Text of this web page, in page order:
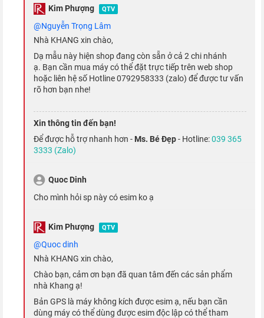
Đây là một tính năng mới được Apple trang bị cho S4, nếu bạn
té và đồng hồ sẽ bắt đầu đếm ngược 15 giây. Nếu bạn không
có phản hồi đồng hồ sẽ tự động gọi cấp cứu và gửi tin nhắn
địa điểm của bạn cho nguời thân.
Người trợ lý sức khỏe cho riêng bạn
Kim Phượng QTV
@Nguyễn Trọng Lâm
Nhà KHANG xin chào,
Dạ mẫu này hiện shop đang còn sẵn ở cả 2 chi nhánh
ạ. Bạn cần mua máy có thể đặt trực tiếp trên web shop
hoặc liên hệ số Hotline 0792958333 (zalo) để được tư vấn
rõ hơn bạn nhe!
Xin thông tin đến bạn!
Để được hỗ trợ nhanh hơn - Ms. Bé Đẹp- Hotline:039 365
3333 (Zalo)
Quoc Dinh
cho mình hỏi sp này có esim ko ạ
Kim Phượng QTV
@quoc dinh
Nhà KHANG xin chào,
Chào bạn, cảm ơn bạn đã quan tâm đến các sản phẩm
nhà Khang ạ!
Bản GPS là máy không kích được esim ạ, nếu bạn cần
dùng máy có thể dùng được esim độc lập có thể tham